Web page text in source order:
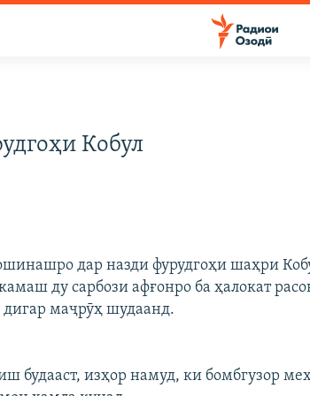
Кобул
дар назди фурудгоҳи шаҳри
ду сарбози афғонро ба ҳалокат
маҷрӯҳ шудаанд.
будааст, изҳор намуд, ки бомбгузор